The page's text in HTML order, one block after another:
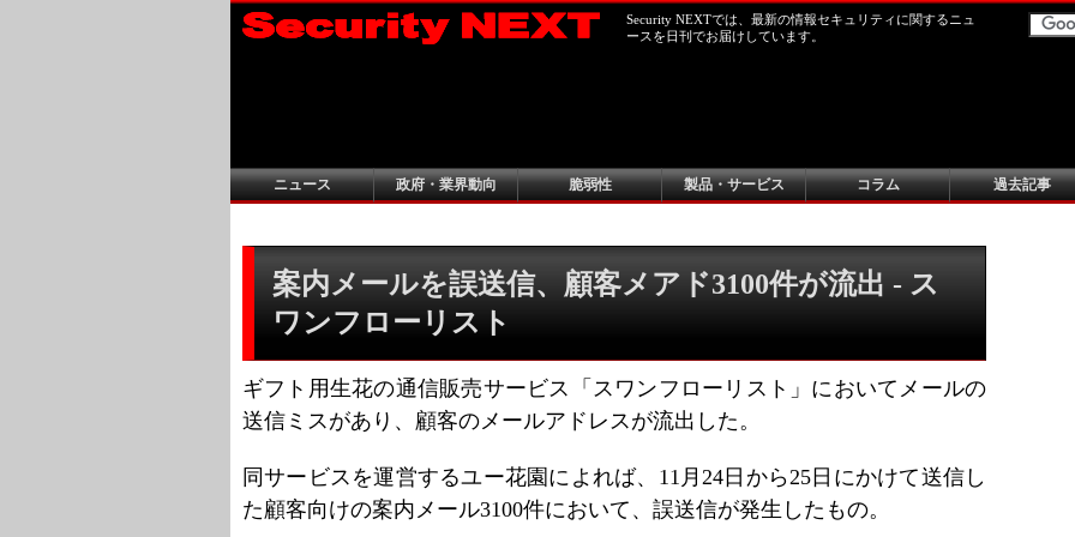
Security NEXTでは、最新の情報セキュリティに関するニュ
ースを日刊でお届けしています。
ニュース 政府・業界動向 脆弱性 製品・サービス コラム 過去記事
案内メールを誤送信、顧客メアド3100件が流出 - ス
ワンフローリスト
ギフト用生花の通信販売サービス「スワンフローリスト」においてメールの
送信ミスがあり、顧客のメールアドレスが流出した。
同サービスを運営するユー花園によれば、11月24日から25日にかけて送信し
た顧客向けの案内メール3100件において、誤送信が発生したもの。